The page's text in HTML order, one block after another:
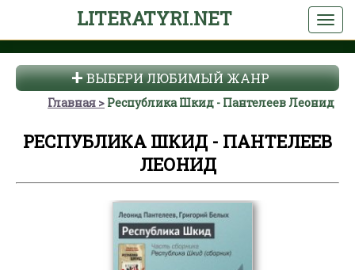
LITERATYRI.NET
ВЫБЕРИ ЛЮБИМЫЙ ЖАНР
Главная Республика Шкид - Пантелеев Леонид
РЕСПУБЛИКА ШКИД - ПАНТЕЛЕЕВ
ЛЕОНИД